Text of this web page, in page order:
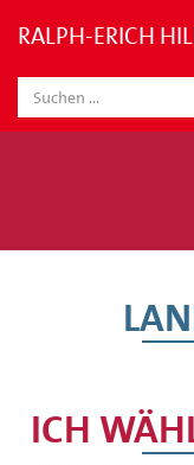
RALPH-ERICH
ICH